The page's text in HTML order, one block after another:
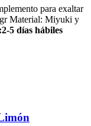
para exaltar
Material: Miyuki y
5 días hábiles